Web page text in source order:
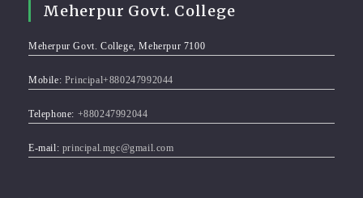
Meherpur Govt. College
Meherpur Govt. College, Meherpur 7100
Mobile: Principal+880247992044
Telephone: +880247992044
E-mail: principal.mgc@gmail.com